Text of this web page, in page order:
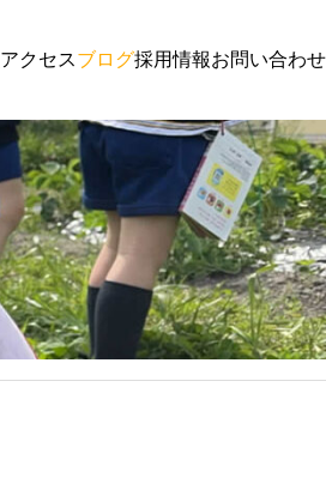
アクセスブログ採用情報お問い合わせ
園からのお